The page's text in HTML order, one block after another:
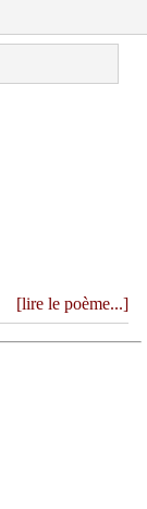
[lire le poème...]